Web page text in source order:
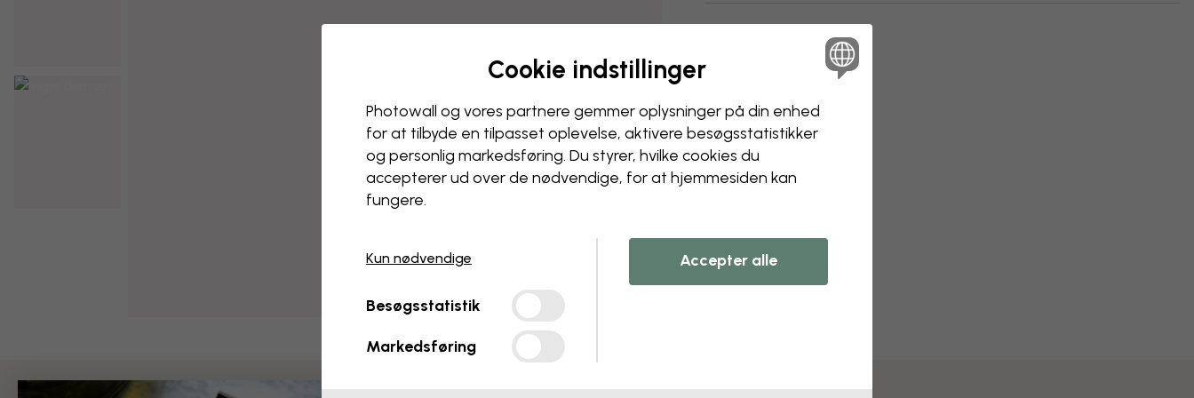
Cookie indstillinger
Photowall og vores partnere gemmer oplysninger på din enhed
for at tilbyde en tilpasset oplevelse, aktivere besøgs­statistikker
og personlig markedsføring. Du styrer, hvilke cookies du
accepterer ud over de nødvendige, for at hjemmesiden kan
fungere.
Kun nødvendige
Besøgsstatistik
Markedsføring
Accepter alle